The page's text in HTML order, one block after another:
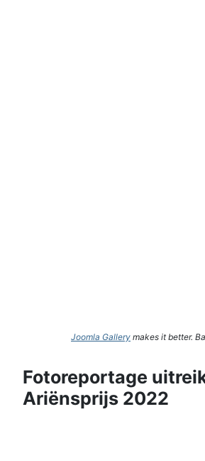
Joomla Gallery makes it better.
Fotoreportage
Ariënsprijs 2022